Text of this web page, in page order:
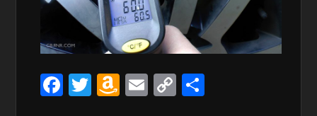
F
T
A
E
C